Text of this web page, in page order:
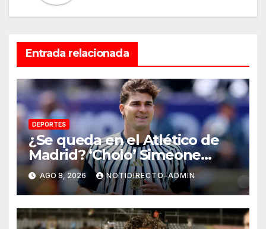
Entrada relacionada
DEPORTES
¿Se queda en el Atlético de
Madrid? ‘Cholo’ Simeone
responde contundente sobre
el futuro de Julián Álvarez
AGO 8, 2026 NOTIDIRECTO-ADMIN